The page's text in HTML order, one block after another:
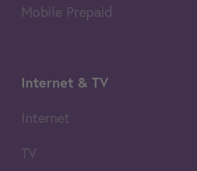
Mobile Prepaid
Internet & TV
Internet
TV